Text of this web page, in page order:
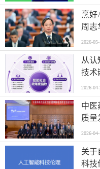
烹
周志
2026-05-
从认
技术
单位
2026-
中医
质量
教授
2026-
关于
科技